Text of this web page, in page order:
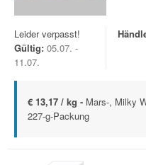
Leider verpasst!
Gültig: 05.07. -
11.07.
€ 13,17 / kg - Mars-, Milky
227-g-Packung